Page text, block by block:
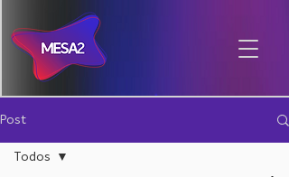
Post
Todos